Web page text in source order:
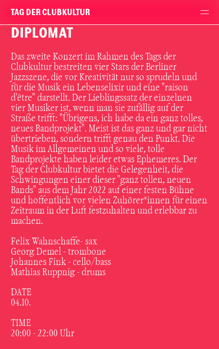
TAG DER CLUBKULTUR
DIPLOMAT
Das zweite Konzert im Rahmen des Tags der
Clubkultur bestreiten vier Stars der Berliner
Jazzszene, die vor Kreativität nur so sprudeln und
für die Musik ein Lebenselixir und eine "raison
d'être" darstellt. Der Lieblingssatz der einzelnen
vier Musiker ist, wenn man sie zufällig auf der
Straße trifft: "Übrigens, ich habe da ein ganz tolles,
neues Bandprojekt". Meist ist das ganz und gar nicht
übertrieben, sondern trifft genau den Punkt. Die
Musik im Allgemeinen und so viele, tolle
Bandprojekte haben leider etwas Ephemeres. Der
Tag der Clubkultur bietet die Gelegenheit, die
Schwingungen einer dieser "ganz tollen, neuen
Bands" aus dem Jahr 2022 auf einer festen Bühne
und hoffentlich vor vielen Zuhörer*innen für einen
Zeitraum in der Luft festzuhalten und erlebbar zu
machen.
Felix Wahnschaffe- sax
Georg Demel - trombone
Johannes Fink - cello/bass
Mathias Ruppnig - drums
DATE
04.10.
TIME
20:00 - 22:00 Uhr